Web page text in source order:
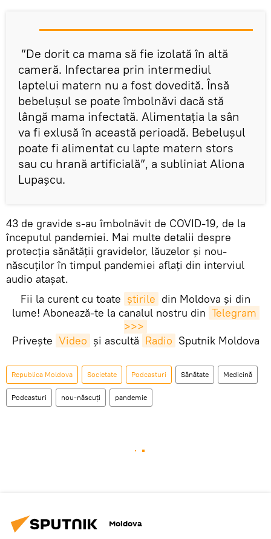
”De dorit ca mama să fie izolată în altă
cameră. Infectarea prin intermediul
laptelui matern nu a fost dovedită. Însă
bebelușul se poate îmbolnăvi dacă stă
lângă mama infectată. Alimentația la sân
va fi exlusă în această perioadă. Bebelușul
poate fi alimentat cu lapte matern stors
sau cu hrană artificială”, a subliniat Aliona
Lupașcu.
43 de gravide s-au îmbolnăvit de COVID-19, de la
începutul pandemiei. Mai multe detalii despre
protecția sănătății gravidelor, lăuzelor și nou-
născuților în timpul pandemiei aflați din interviul
audio atașat.
Fii la curent cu toate știrile din Moldova și din
lume! Abonează-te la canalul nostru din Telegram
>>>
Privește Video și ascultă Radio Sputnik Moldova
Republica Moldova Societate Podcasturi Sănătate Medicină
Podcasturi nou-născuți pandemie
Moldova